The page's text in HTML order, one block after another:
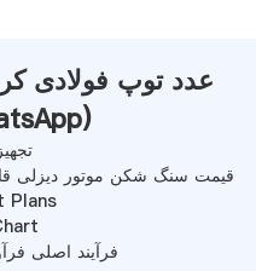
عدد توپ فولادی
)
قیمت سنگ شکن موتور دیزلی
Plans
فرآیند اصلی